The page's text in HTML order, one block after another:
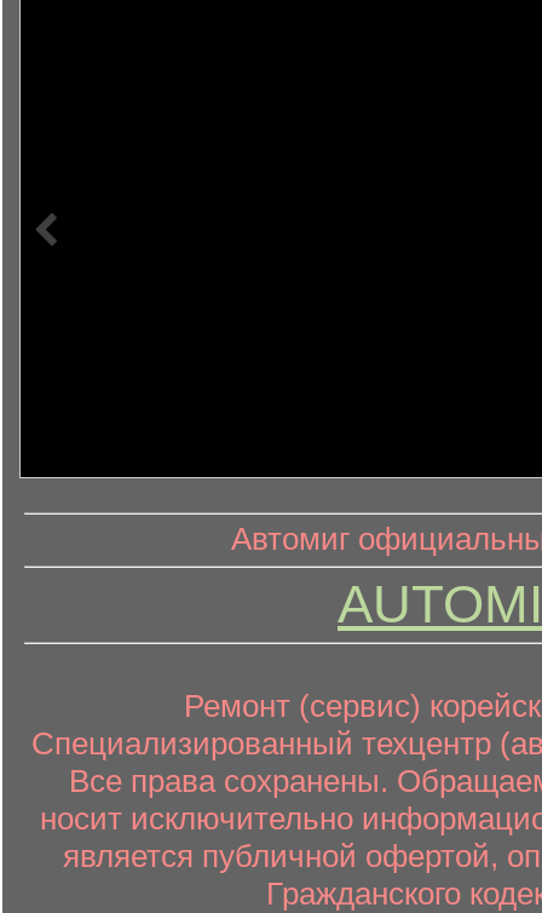
информационный контент
Автомиг
Ремонт (сервис)
Специализированный техцентр
Все права сохранены.
носит исключительно
является публичной офертой,
Гражданского